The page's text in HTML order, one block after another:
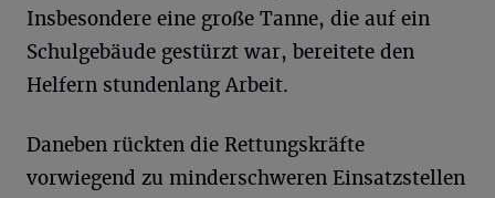
Insbesondere eine große Tanne, die auf ein
Schulgebäude gestürzt war, bereitete den
Helfern stundenlang Arbeit.
Daneben rückten die Rettungskräfte
vorwiegend zu minderschweren Einsatzstellen